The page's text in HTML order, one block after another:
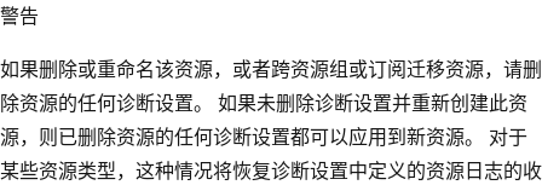
警告
如果删除或重命名该资源，或者跨资源组或订阅迁移资源，请删
除资源的任何诊断设置。 如果未删除诊断设置并重新创建此资
源，则已删除资源的任何诊断设置都可以应用到新资源。 对于
某些资源类型，这种情况将恢复诊断设置中定义的资源日志的收